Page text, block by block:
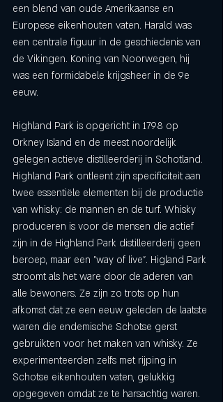
een blend van oude Amerikaanse en
Europese eikenhouten vaten. Harald was
een centrale figuur in de geschiedenis van
de Vikingen. Koning van Noorwegen, hij
was een formidabele krijgsheer in de 9e
eeuw.
Highland Park is opgericht in 1798 op
Orkney Island en de meest noordelijk
gelegen actieve distilleerderij in Schotland.
Highland Park ontleent zijn specificiteit aan
twee essentiële elementen bij de productie
van whisky: de mannen en de turf. Whisky
produceren is voor de mensen die actief
zijn in de Highland Park distilleerderij geen
beroep, maar een "way of live". Higland Park
stroomt als het ware door de aderen van
alle bewoners. Ze zijn zo trots op hun
afkomst dat ze een eeuw geleden de laatste
waren die endemische Schotse gerst
gebruikten voor het maken van whisky. Ze
experimenteerden zelfs met rijping in
Schotse eikenhouten vaten, gelukkig
opgegeven omdat ze te harsachtig waren.